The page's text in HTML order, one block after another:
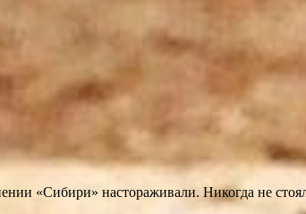
«Сибири» настораживали. Никогда не